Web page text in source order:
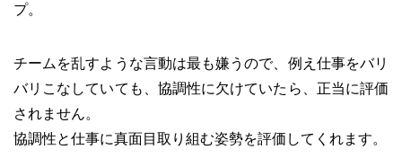
プ。
チームを乱すような言動は最も嫌うので、例え仕事をバリ
バリこなしていても、協調性に欠けていたら、正当に評価
されません。
協調性と仕事に真面目取り組む姿勢を評価してくれます。